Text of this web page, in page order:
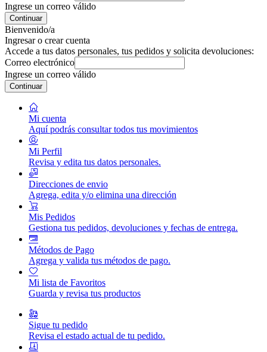
Ingrese un correo válido
Continuar
Bienvenido/a
Ingresar o crear cuenta
Accede a tus datos personales, tus pedidos y solicita devoluciones:
Correo electrónico
Ingrese un correo válido
Continuar
Mi cuenta
Aquí podrás consultar todos tus movimientos
Mi Perfil
Revisa y edita tus datos personales.
Direcciones de envio
Agrega, edita y/o elimina una dirección
Mis Pedidos
Gestiona tus pedidos, devoluciones y fechas de entrega.
Métodos de Pago
Agrega y valida tus métodos de pago.
Mi lista de Favoritos
Guarda y revisa tus productos
Sigue tu pedido
Revisa el estado actual de tu pedido.